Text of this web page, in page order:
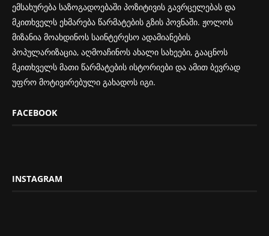
ემსახურება საზოგადოებაში პოზიტივის გავრცელებას და
მკითხველს ეხმარება წარმატების გზის პოვნაში. ჟოლოს
მიზანია მოახდინოს საინტერესო ადამიანების
პოპულარიზაცია, აღმოაჩინოს ახალი სახეები, გააცნოს
მკითხველს მათი წარმატების ისტორიები და ამით ბევრად
უფრო მოტივირებული გახადოს იგი.
FACEBOOK
INSTAGRAM